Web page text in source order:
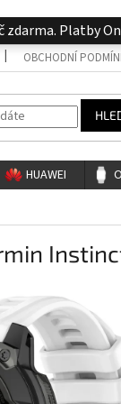
zdarma. Platby
OBCHODNÍ
HUAWEI